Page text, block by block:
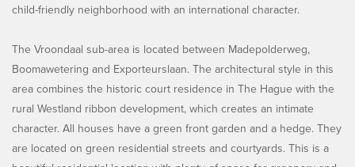
child-friendly neighborhood with an international character.
The Vroondaal sub-area is located between Madepolderweg,
Boomawetering and Exporteurslaan. The architectural style in this
area combines the historic court residence in The Hague with the
rural Westland ribbon development, which creates an intimate
character. All houses have a green front garden and a hedge. They
are located on green residential streets and courtyards. This is a